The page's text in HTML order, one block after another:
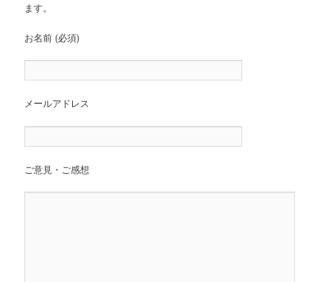
ツ
へ
動
ます。
お名前 (必須)
メールアドレス
ご意見・ご感想